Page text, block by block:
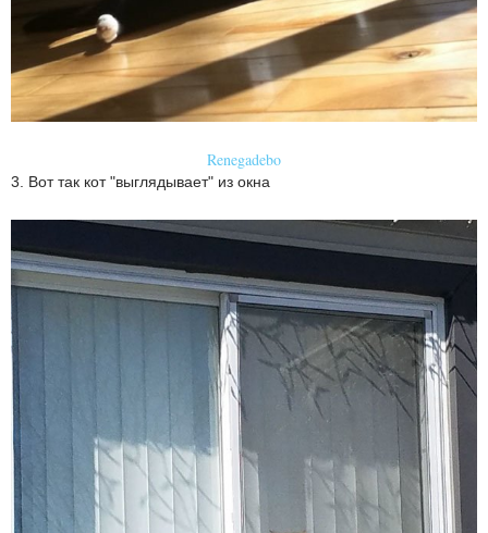
Renegadebo
3. Вот так кот "выглядывает" из окна